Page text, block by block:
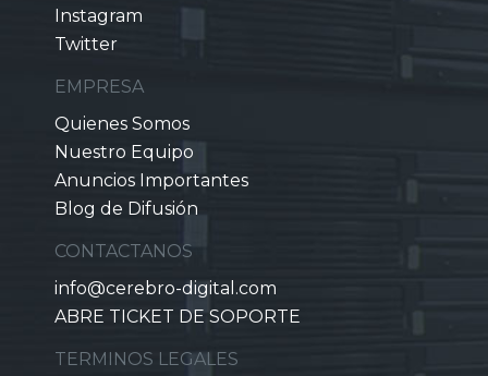
Instagram
Twitter
EMPRESA
Quienes Somos
Nuestro Equipo
Anuncios Importantes
Blog de Difusión
CONTACTANOS
info@cerebro-digital.com
ABRE TICKET DE SOPORTE
TERMINOS LEGALES